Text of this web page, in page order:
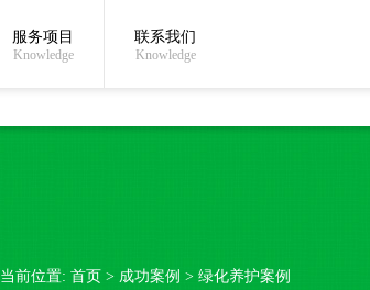
在线沟通: 关于我们
服务项目
Knowledge
联系我们
Knowledge
当前位置: 首页 > 成功案例 > 绿化养护案例